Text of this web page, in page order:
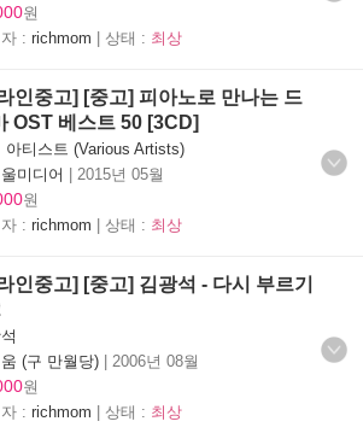
원
: richmom | 상태 : 최상
인중고] [중고] 피아노로 만나는 드
OST 베스트 50 [3CD]
아티스트 (Various Artists)
미디어 | 2015년 05월
원
: richmom | 상태 : 최상
인중고] [중고] 김광석 - 다시 부르기
(구 만월당) | 2006년 08월
원
: richmom | 상태 : 최상